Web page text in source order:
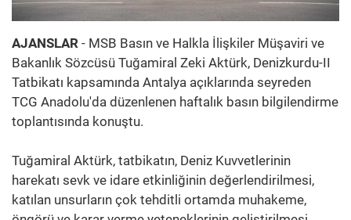
AJANSLAR - MSB Basın ve Halkla İlişkiler Müşaviri ve
Bakanlık Sözcüsü Tuğamiral Zeki Aktürk, Denizkurdu-II
Tatbikatı kapsamında Antalya açıklarında seyreden
TCG Anadolu'da düzenlenen haftalık basın bilgilendirme
toplantısında konuştu.
Tuğamiral Aktürk, tatbikatın, Deniz Kuvvetlerinin
harekatı sevk ve idare etkinliğinin değerlendirilmesi,
katılan unsurların çok tehditli ortamda muhakeme,